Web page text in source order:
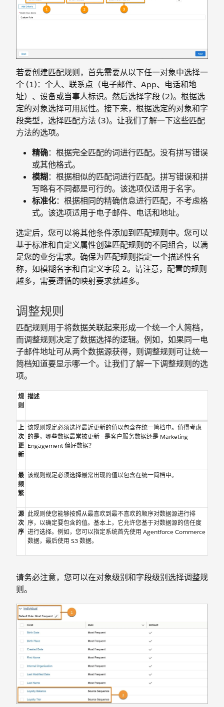
若要创建匹配规则，首先需要从以下任一对象中选择一
个 (1)：个人、联系点（电子邮件、App、电话和地
址）、设备或当事人标识。然后选择字段 (2)。根据选
定的对象选择可用属性。接下来，根据选定的对象和字
段类型，选择匹配方法 (3)。让我们了解一下这些匹配
方法的选项。
精确：根据完全匹配的词进行匹配。没有拼写错误
或其他格式。
模糊 ：根据相似的匹配词进行匹配。拼写错误和拼
写略有不同都是可行的。该选项仅适用于名字。
标准化：根据相同的精确信息进行匹配，不考虑格
式。该选项适用于电子邮件、电话和地址。
选定后，您可以将其他条件添加到匹配规则中。您可以
基于标准和自定义属性创建匹配规则的不同组合，以满
足您的业务需求。确保为匹配规则指定一个描述性名
称，如模糊名字和自定义字段 2。请注意，配置的规则
越多，需要遵循的映射要求就越多。
调整规则
匹配规则用于将数据关联起来形成一个统一个人简档，
而调整规则决定了数据选择的逻辑。例如，如果同一电
子邮件地址可从两个数据源获得，则调整规则可让统一
简档知道要显示哪一个。让我们了解一下调整规则的选
项。
规
则
描述
上
次
更
新
该规则规定必须选择最近更新的值以包含在统一简档中。值得考虑
的是，哪些数据最常被更新 - 是客户服务数据还是 Marketing
Engagement 偏好数据？
最
频
繁
该规则规定必须选择最常出现的值以包含在统一简档中。
源
次
序
此规则使您能够按照从最喜欢到最不喜欢的顺序对数据源进行排
序，以确定要包含的值。基本上，它允许您基于对数据源的信任度
进行选择。例如，您可以指定系统首先使用 Agentforce Commerce
数据，最后使用 S3 数据。
请务必注意，您可以在对象级别和字段级别选择调整规
则。